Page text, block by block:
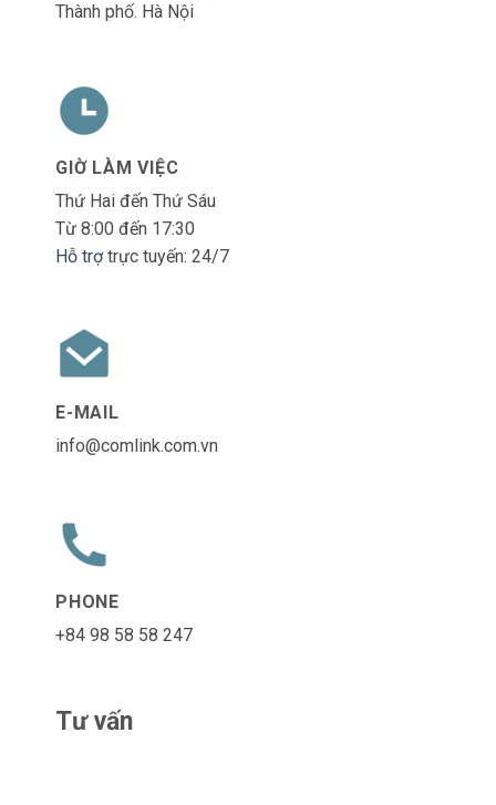
Thành phố. Hà Nội
GIỜ LÀM VIỆC
Thứ Hai đến Thứ Sáu
Từ 8:00 đến 17:30
Hỗ trợtrực tuyến: 24/7
E-MAIL
info@comlink.com.vn
PHONE
+84 98 58 58 247
Tư vấn